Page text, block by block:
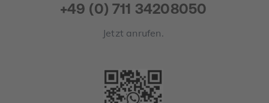
+49 (0) 711 34208050
Jetzt anrufen.